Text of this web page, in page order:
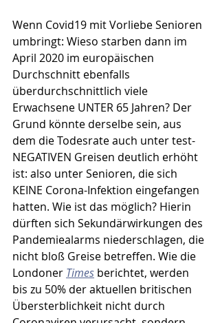
Wenn Covid19 mit Vorliebe Senioren
umbringt: Wieso starben dann im
April 2020 im europäischen
Durchschnitt ebenfalls
überdurchschnittlich viele
Erwachsene UNTER 65 Jahren? Der
Grund könnte derselbe sein, aus
dem die Todesrate auch unter test-
NEGATIVEN Greisen deutlich erhöht
ist: also unter Senioren, die sich
KEINE Corona-Infektion eingefangen
hatten. Wie ist das möglich? Hierin
dürften sich Sekundärwirkungen des
Pandemiealarms niederschlagen, die
nicht bloß Greise betreffen. Wie die
Londoner Times berichtet, werden
bis zu 50% der aktuellen britischen
Übersterblichkeit nicht durch